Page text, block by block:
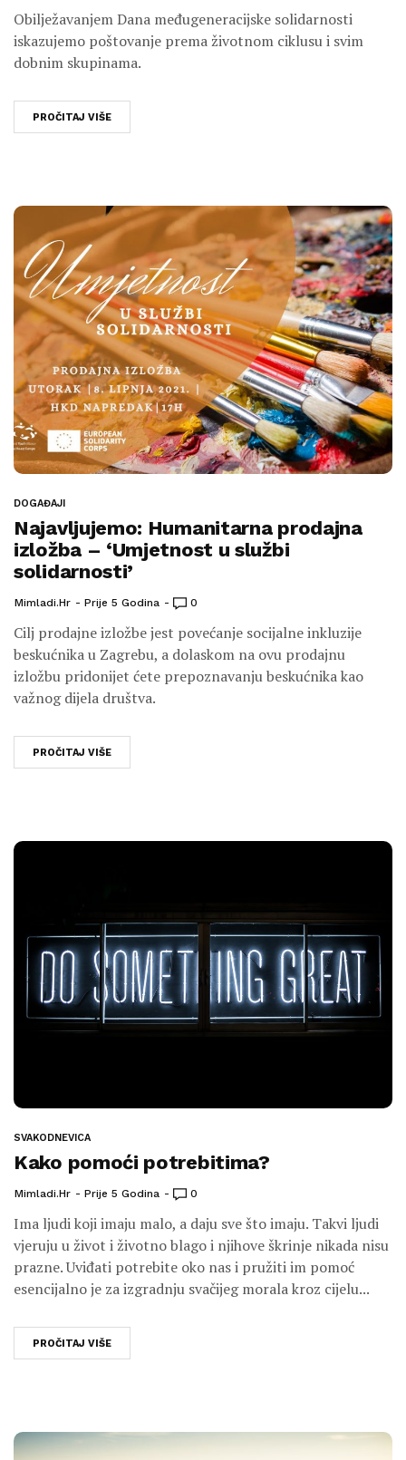
Obilježavanjem Dana međugeneracijske solidarnosti
iskazujemo poštovanje prema životnom ciklusu i svim
dobnim skupinama.
PROČITAJ VIŠE
DOGAĐAJI
Najavljujemo: Humanitarna prodajna
izložba – ‘Umjetnost u službi
solidarnosti’
Mimladi.hr Prije 5 Godina 0
Cilj prodajne izložbe jest povećanje socijalne inkluzije
beskućnika u Zagrebu, a dolaskom na ovu prodajnu
izložbu pridonijet ćete prepoznavanju beskućnika kao
važnog dijela društva.
PROČITAJ VIŠE
SVAKODNEVICA
Kako pomoći potrebitima?
Mimladi.hr Prije 5 Godina 0
Ima ljudi koji imaju malo, a daju sve što imaju. Takvi ljudi
vjeruju u život i životno blago i njihove škrinje nikada nisu
prazne. Uviđati potrebite oko nas i pružiti im pomoć
esencijalno je za izgradnju svačijeg morala kroz cijelu...
PROČITAJ VIŠE